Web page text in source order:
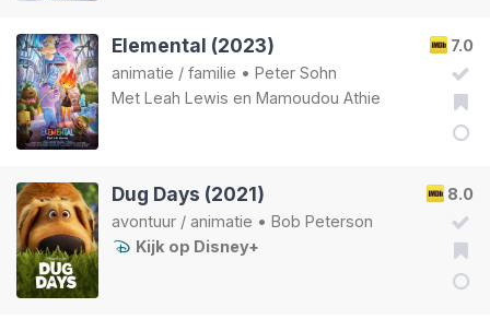
7.0
Elemental (2023)
animatie / familie • Peter Sohn
Met Leah Lewis en Mamoudou Athie
8.0
Dug Days (2021)
avontuur / animatie • Bob Peterson
Kijk op Disney+